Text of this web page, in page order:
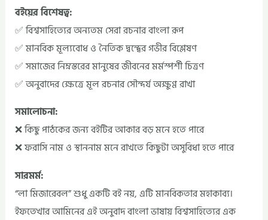
বইয়ের বিশেষত্ব:
✅ বিশ্বসাহিত্যের অন্যতম সেরা রচনার বাংলা রূপ
✅ মানবিক মূল্যবোধ ও নৈতিক দ্বন্দ্বের গভীর বিশ্লেষণ
✅ সমাজের নিম্নস্তরের মানুষের জীবনের মর্মস্পর্শী চিত্রণ
✅ অনুবাদের ক্ষেত্রে মূল রচনার সৌন্দর্য অক্ষুণ্ণ রাখা
সমালোচনা:
❌ কিছু পাঠকের জন্য বইটির আকার বড় মনে হতে পারে
❌ ফরাসি নাম ও স্থাননাম মনে রাখতে কিছুটা অসুবিধা হতে পারে
সারমর্ম:
“লা মিজারেবল” শুধু একটি বই নয়, এটি মানবিকতার মহাকাব্য।
ইফতেখার আমিনের এই অনুবাদ বাংলা ভাষায় বিশ্বসাহিত্যের এক